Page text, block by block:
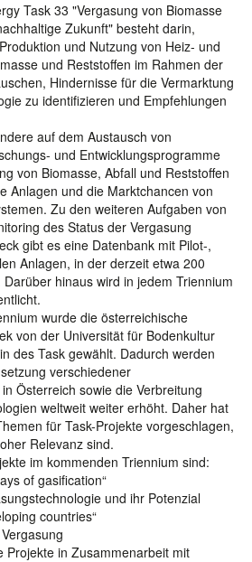
Task 33 "Vergasung von Biomasse
Zukunft" besteht darin,
und Nutzung von Heiz- und
und Reststoffen im Rahmen der
Hindernisse für die Vermarktung
zu identifizieren und Empfehlungen
auf dem Austausch von
und Entwicklungsprogramme
von Biomasse, Abfall und Reststoffen
Anlagen und die Marktchancen von
Zu den weiteren Aufgaben von
des Status der Vergasung
gibt es eine Datenbank mit Pilot-,
Anlagen, in der derzeit etwa 200
hinaus wird in jedem Triennium
wurde die österreichische
von der Universität für Bodenkultur
des Task gewählt. Dadurch werden
verschiedener
Österreich sowie die Verbreitung
weltweit weiter erhöht. Daher hat
für Task-Projekte vorgeschlagen,
Relevanz sind.
im kommenden Triennium sind:
of gasification“
und ihr Potenzial
countries“
Projekte in Zusammenarbeit mit